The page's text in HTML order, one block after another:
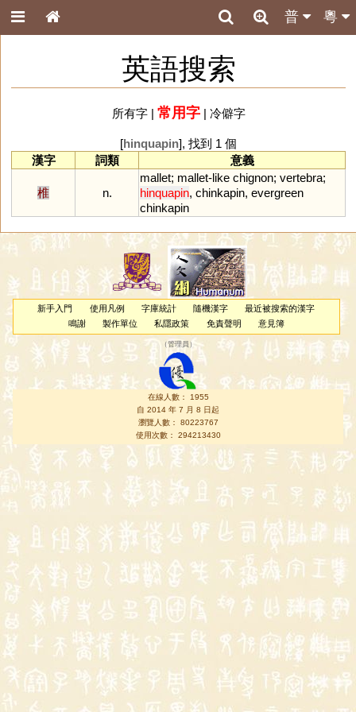
粵
普
英語搜索
所有字| 常用字| 冷僻字
[hinquapin], 找到 1 個
漢字
詞類 意義
椎 n.
mallet; mallet-like chignon; vertebra;
hinquapin, chinkapin, evergreen
chinkapin
新手入門 使用凡例 字庫統計 隨機漢字
最近被搜索的漢字
鳴謝
製作單位 私隱政策 免責聲明 意見簿
（管理員 ）
在線人數： 1955
自 2014 年 7 月 8 日起
瀏覽人數： 80223767
使用次數： 294213430